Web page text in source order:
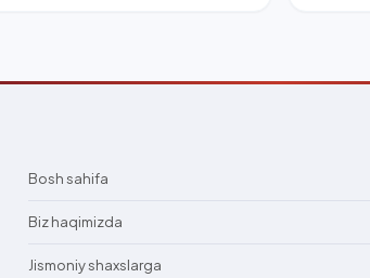
Bosh sahifa
Biz haqimizda
Jismoniy shaxslarga